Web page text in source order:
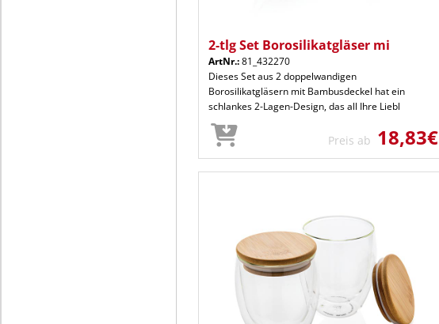
2-tlg Set Borosilikatgläser mi
ArtNr.:81_432270
Dieses Set aus 2 doppelwandigen
Borosilikatgläsern mit Bambusdeckel hat ein
schlankes 2-Lagen-Design, das all Ihre Liebl
Preis ab 18,83€